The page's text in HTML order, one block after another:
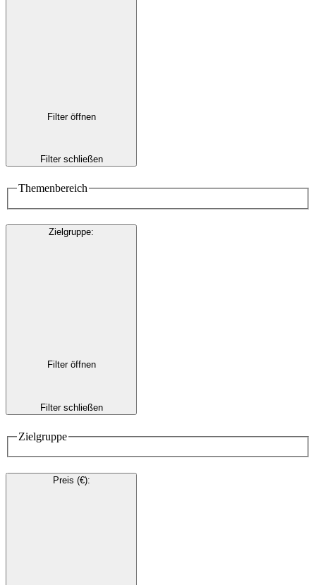
Filter öffnen
Filter schließen
Themenbereich
Zielgruppe:
Filter öffnen
Filter schließen
Zielgruppe
Preis (€):